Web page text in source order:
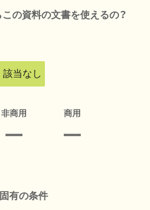
の資料の文書を使えるの？
該当なし
非商用 商用
有の条件